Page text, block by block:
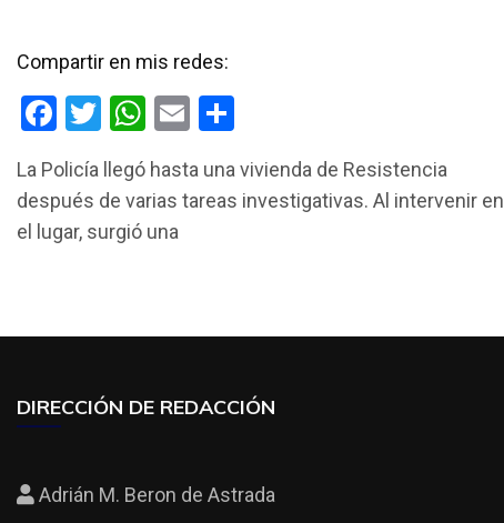
Compartir en mis redes:
F
ce
b
o
k
T
tt
er
W
at
s
p
E
ail m
p
La Policía llegó hasta una vivienda de Resistencia
después de varias tareas investigativas. Al intervenir en
el lugar, surgió una
DIRECCIÓN DE REDACCIÓN
Adrián M. Beron de Astrada